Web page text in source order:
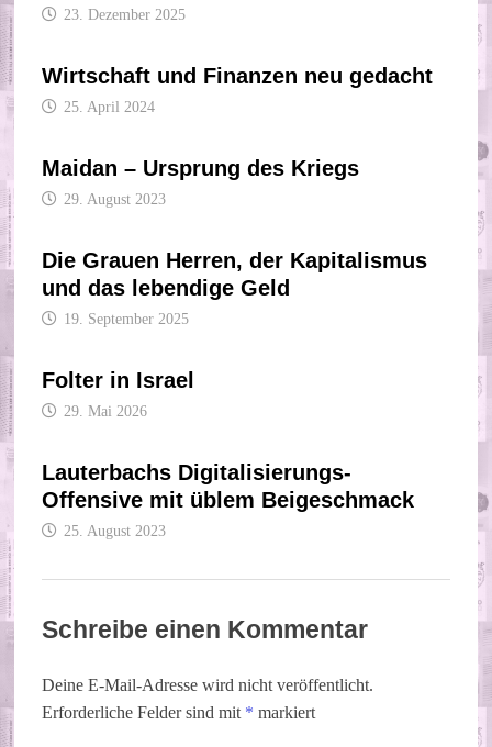
23. Dezember 2025
Wirtschaft und Finanzen neu gedacht
25. April 2024
Maidan – Ursprung des Kriegs
29. August 2023
Die Grauen Herren, der Kapitalismus
und das lebendige Geld
19. September 2025
Folter in Israel
29. Mai 2026
Lauterbachs Digitalisierungs-
Offensive mit üblem Beigeschmack
25. August 2023
Schreibe einen Kommentar
Deine E-Mail-Adresse wird nicht veröffentlicht.
Erforderliche Felder sind mit * markiert